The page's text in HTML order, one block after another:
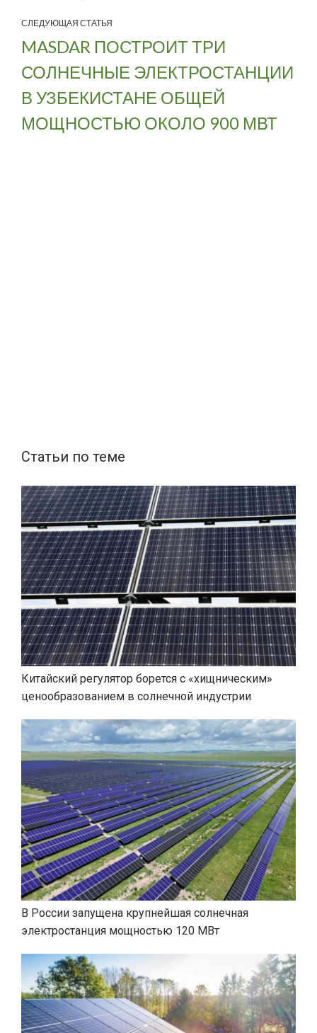
СЛЕДУЮЩАЯ СТАТЬЯ
MASDAR ПОСТРОИТ ТРИ
СОЛНЕЧНЫЕ ЭЛЕКТРОСТАНЦИИ
В УЗБЕКИСТАНЕ ОБЩЕЙ
МОЩНОСТЬЮ ОКОЛО 900 МВТ
Статьи по теме
Китайский регулятор борется с «хищническим»
ценообразованием в солнечной индустрии
В России запущена крупнейшая солнечная
электростанция мощностью 120 МВт